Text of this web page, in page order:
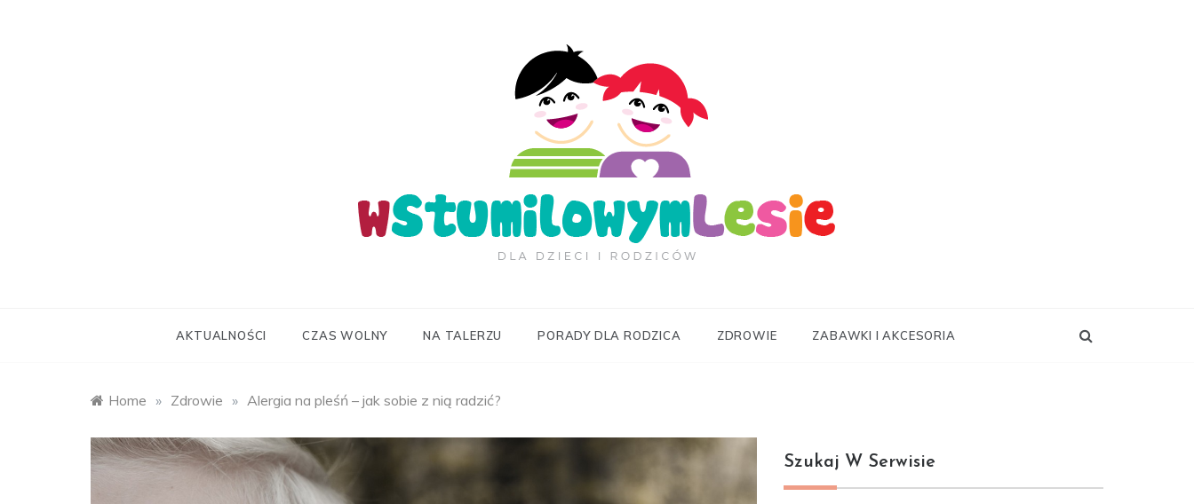
AKTUALNOŚCI CZAS WOLNY NA TALERZU PORADY DLA RODZICA ZDROWIE ZABAWKI I AKCESORIA
Home » Zdrowie » Alergia na pleśń – jak sobie z nią radzić?
Szukaj W Serwisie